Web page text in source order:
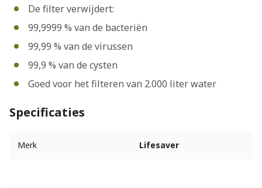
De filter verwijdert:
99,9999 % van de bacteriën
99,99 % van de virussen
99,9 % van de cysten
Goed voor het filteren van 2.000 liter water
Specificaties
Merk Lifesaver